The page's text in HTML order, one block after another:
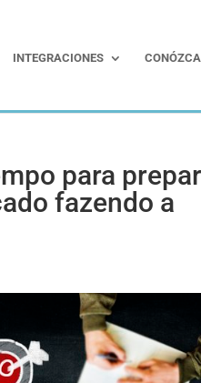
INTEGRACIONES
para
fazendo a